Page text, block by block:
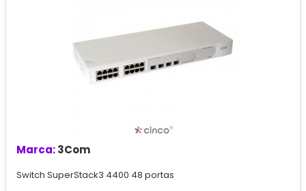
Marca:3Com
Switch SuperStack3 4400 48 portas